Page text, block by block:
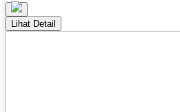
Lihat Detail